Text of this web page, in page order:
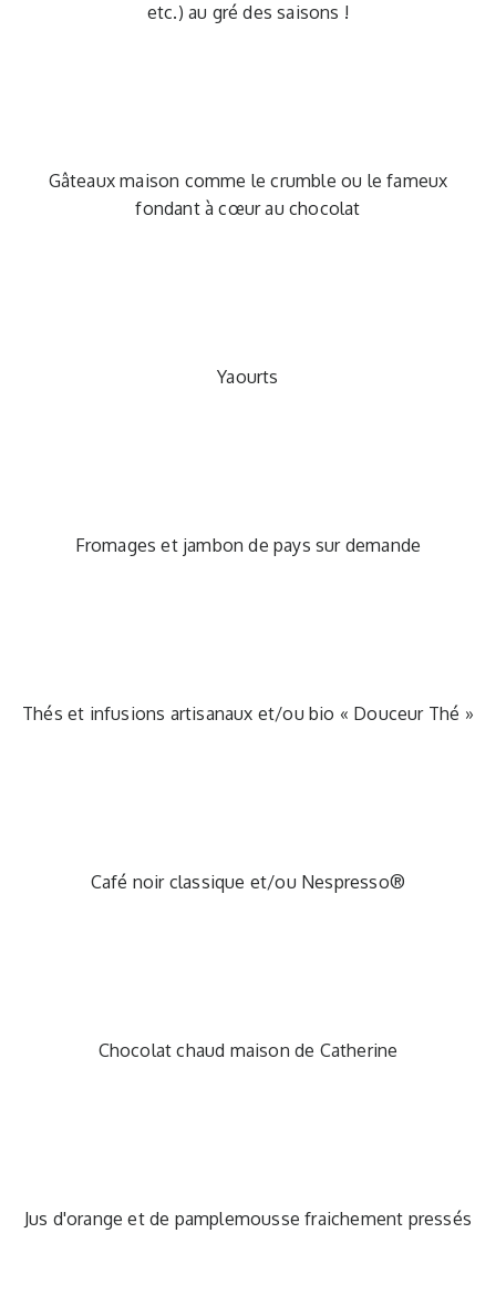
etc.) au gré des saisons !
Gâteaux maison comme le crumble ou le fameux
fondant à cœur au chocolat
Yaourts
Fromages et jambon de pays sur demande
Thés et infusions artisanaux et/ou bio « Douceur Thé »
Café noir classique et/ou Nespresso®
Chocolat chaud maison de Catherine
Jus d'orange et de pamplemousse fraichement pressés